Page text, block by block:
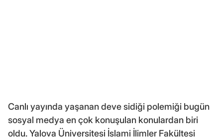
Canlı yayında yaşanan deve sidiği polemiği bugün
sosyal medya en çok konuşulan konulardan biri
oldu. Yalova Üniversitesi İslami İlimler Fakültesi